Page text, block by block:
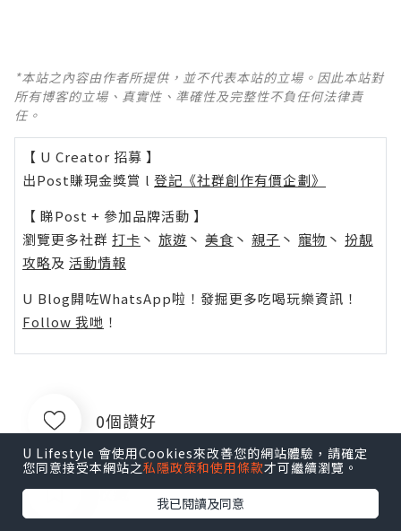
U Lifestyle 會使用Cookies來改善您的網站體驗，請確定
您同意接受本網站之私隱政策和使用條款才可繼續瀏覽。
我已閱讀及同意
*本站之內容由作者所提供，並不代表本站的立場。因此本站對
所有博客的立場、真實性、準確性及完整性不負任何法律責
任。
【 U Creator 招募 】
出Post賺現金獎賞 l 登記《社群創作有價企劃》
【 睇Post + 參加品牌活動 】
瀏覽更多社群 打卡 丶 旅遊 丶 美食 丶 親子 丶 寵物 丶 扮靚
攻略及 活動情報
U Blog開咗WhatsApp啦！發掘更多吃喝玩樂資訊！
Follow 我哋 ！
0個讚好
收藏